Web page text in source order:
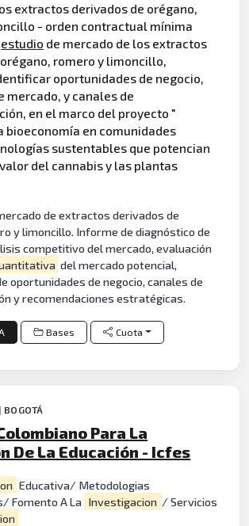
extractos derivados de orégano,
- orden contractual mínima
estudio de mercado de los extractos
romero y limoncillo,
oportunidades de negocio,
mercado, y canales de
en el marco del proyecto "
bioeconomía en comunidades
sustentables que potencian
del cannabis y las plantas
de extractos derivados de
y limoncillo. Informe de diagnóstico de
competitivo del mercado, evaluación
del mercado potencial,
oportunidades de negocio, canales de
y recomendaciones estratégicas.
Bases Cuota
BOGOTÁ
Para La
De La Educación - Icfes
Educativa/ Metodologias
Fomento A La Investigacion / Servicios